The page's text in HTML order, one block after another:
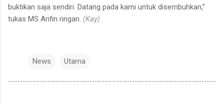
buktikan saja sendiri. Datang pada kami untuk disembuhkan,”
tukas MS Arifin ringan. (Kay)
News Utama